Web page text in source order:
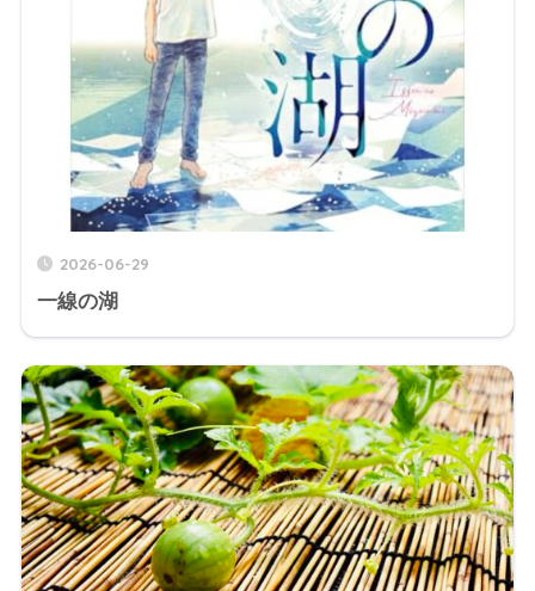
2026-06-29
一線の湖